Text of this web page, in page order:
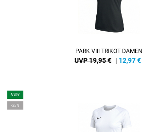
PARK VIII TRIKOT DAMEN
UVP 19,95 € | 12,97€
NEW
-35%